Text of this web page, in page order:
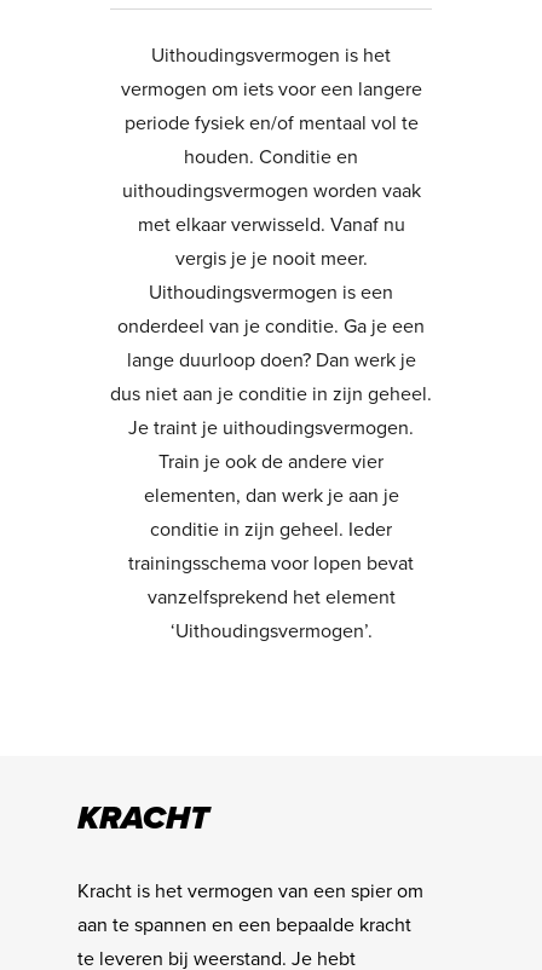
Uithoudingsvermogen is het
vermogen om iets voor een langere
periode fysiek en/of mentaal vol te
houden. Conditie en
uithoudingsvermogen worden vaak
met elkaar verwisseld. Vanaf nu
vergis je je nooit meer.
Uithoudingsvermogen is een
onderdeel van je conditie. Ga je een
lange duurloop doen? Dan werk je
dus niet aan je conditie in zijn geheel.
Je traint je uithoudingsvermogen.
Train je ook de andere vier
elementen, dan werk je aan je
conditie in zijn geheel. Ieder
trainingsschema voor lopen bevat
vanzelfsprekend het element
‘Uithoudingsvermogen’.
KRACHT
Kracht is het vermogen van een spier om
aan te spannen en een bepaalde kracht
te leveren bij weerstand. Je hebt